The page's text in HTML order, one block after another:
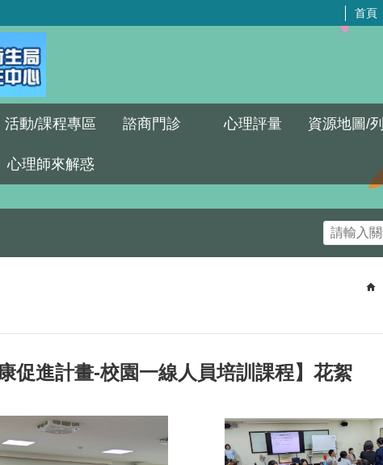
首頁
活動/課程專區 諮商門診 心理評量 資源地圖/
心理師來解惑
促進計畫-校園一線人員培訓課程】花絮